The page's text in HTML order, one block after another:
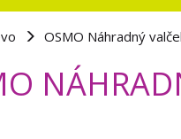
OSMO Náhradný